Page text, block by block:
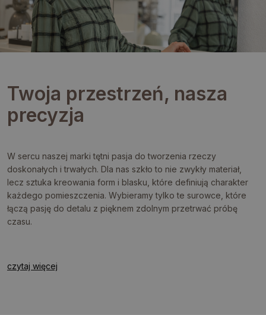
Twoja przestrzeń, nasza
precyzja
W sercu naszej marki tętni pasja do tworzenia rzeczy
doskonałych i trwałych. Dla nas szkło to nie zwykły materiał,
lecz sztuka kreowania form i blasku, które definiują charakter
każdego pomieszczenia. Wybieramy tylko te surowce, które
łączą pasję do detalu z pięknem zdolnym przetrwać próbę
czasu.
czytaj więcej